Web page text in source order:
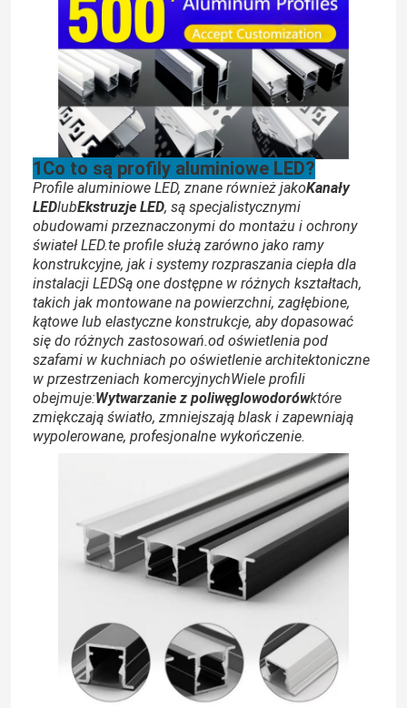
1Co to są profily aluminiowe LED?
Profile aluminiowe LED, znane również jakoKanały
LEDlubEkstruzje LED, są specjalistycznymi
obudowami przeznaczonymi do montażu i ochrony
świateł LED.te profile służą zarówno jako ramy
konstrukcyjne, jak i systemy rozpraszania ciepła dla
instalacji LEDSą one dostępne w różnych kształtach,
takich jak montowane na powierzchni, zagłębione,
kątowe lub elastyczne konstrukcje, aby dopasować
się do różnych zastosowań.od oświetlenia pod
szafami w kuchniach po oświetlenie architektoniczne
w przestrzeniach komercyjnychWiele profili
obejmuje:Wytwarzanie z poliwęglowodorówktóre
zmiękczają światło, zmniejszają blask i zapewniają
wypolerowane, profesjonalne wykończenie.